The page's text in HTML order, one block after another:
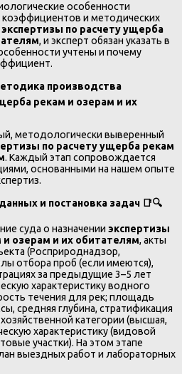
особенности
и методических
экспертизы по расчету ущерба
, и эксперт обязан указать в
учтены и почему
производства
рекам и озерам и их
методологически выверенный
по расчету ущерба рекам
. Каждый этап сопровождается
основанными на нашем опыте
и постановка задач 📑🔍
суда о назначении экспертизы
озерам и их обитателям, акты
(Росприроднадзор,
отбора проб (если имеются),
за предыдущие 3–5 лет
характеристику водного
течения для рек; площадь
средняя глубина, стратификация
категории (высшая,
характеристику (видовой
участки). На этом этапе
выездных работ и лабораторных